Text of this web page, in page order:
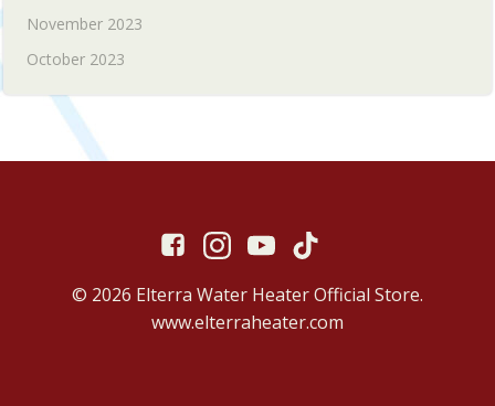
November 2023
October 2023
© 2026 Elterra Water Heater Official Store.
www.elterraheater.com